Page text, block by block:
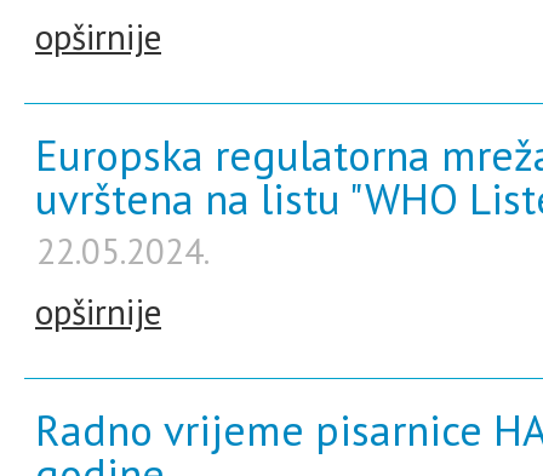
opširnije
Europska regulatorna
uvrštena na listu "WHO
22.05.2024.
opširnije
Radno vrijeme pisarnice